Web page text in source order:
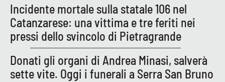
LaC OnAir
EDIZIONI
LOCALI
Catanzaro
Incidente mortale sulla statale 106 nel
Catanzarese: una vittima e tre feriti nei
pressi dello svincolo di Pietragrande
Donati gli organi di Andrea Minasi, salverà
sette vite. Oggi i funerali a Serra San Bruno